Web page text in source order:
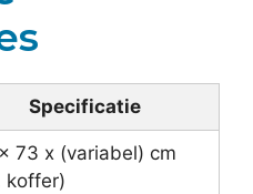
Specificatie
73 x (variabel) cm
koffer)